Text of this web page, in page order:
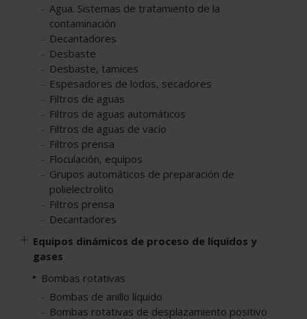
Agua. Sistemas de tratamiento de la
contaminación
Decantadores
Desbaste
Desbaste, tamices
Espesadores de lodos, secadores
Filtros de aguas
Filtros de aguas automáticos
Filtros de aguas de vacío
Filtros prensa
Floculación, equipos
Grupos automáticos de preparación de
polielectrolito
Filtros prensa
Decantadores
Equipos dinámicos de proceso de líquidos y
gases
Bombas rotativas
Bombas de anillo líquido
Bombas rotativas de desplazamiento positivo